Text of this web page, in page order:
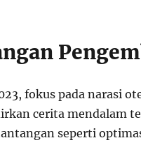
fokus pada narasi
cerita mendalam
seperti